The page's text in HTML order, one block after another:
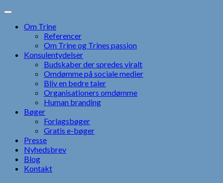
Skip
contentOm Trine
Referencer
Om Trine og Trines passion
Konsulentydelser
Budskaber der spredes viralt
Omdømme på sociale medier
Bliv en bedre taler
Organisationers omdømme
Human branding
Bøger
Forlagsbøger
Gratis e-bøger
Presse
Nyhedsbrev
Blog
Kontakt